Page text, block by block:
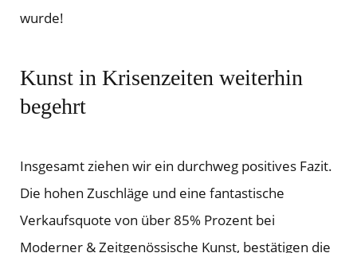
wurde!
Kunst in Krisenzeiten weiterhin
begehrt
Insgesamt ziehen wir ein durchweg positives Fazit.
Die hohen Zuschläge und eine fantastische
Verkaufsquote von über 85% Prozent bei
Moderner & Zeitgenössische Kunst, bestätigen die